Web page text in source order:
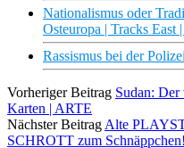
Nationalismus oder
Osteuropa | Tracks East
Rassismus bei der
Vorheriger Beitrag Sudan: Der
Karten | ARTE
Nächster Beitrag Alte
SCHROTT zum